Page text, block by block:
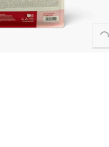
Loading...